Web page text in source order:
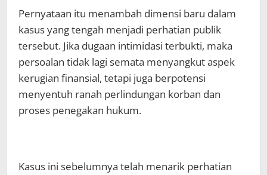
Pernyataan itu menambah dimensi baru dalam
kasus yang tengah menjadi perhatian publik
tersebut. Jika dugaan intimidasi terbukti, maka
persoalan tidak lagi semata menyangkut aspek
kerugian finansial, tetapi juga berpotensi
menyentuh ranah perlindungan korban dan
proses penegakan hukum.
Kasus ini sebelumnya telah menarik perhatian